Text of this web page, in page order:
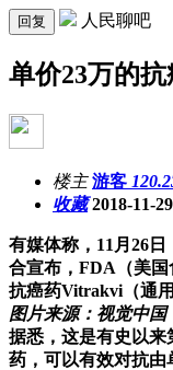
回复 人民聊吧
单价23万的
楼主 游客
收藏2018-11-
有媒体称，11月26
合宣布， FDA（美国
抗癌药Vitrakvi（通
图片来源：视觉中国
据悉，这是有史以来
药，可以有效对抗由